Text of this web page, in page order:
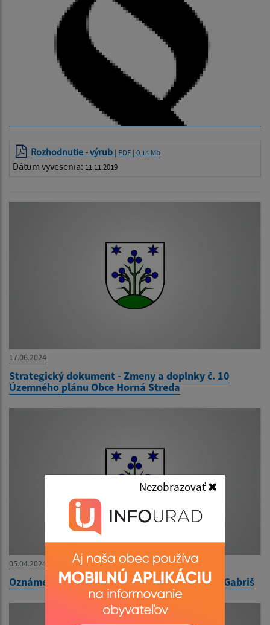
Rozhodnutie - výrub | PDF | 0.14 Mb
Dátum vyvesenia: 11.11.2019
17.06.2024
Strategický dokument - Zmeny a doplnky č. 10
Územného plánu Obce Horná Streda
05.04.2024
Oznámenie - doručovanie písomnosti - Lukáš Gabriš
Nezobrazovať